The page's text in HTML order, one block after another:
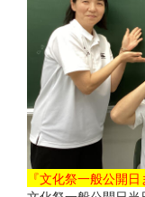
『文化祭一般公開日